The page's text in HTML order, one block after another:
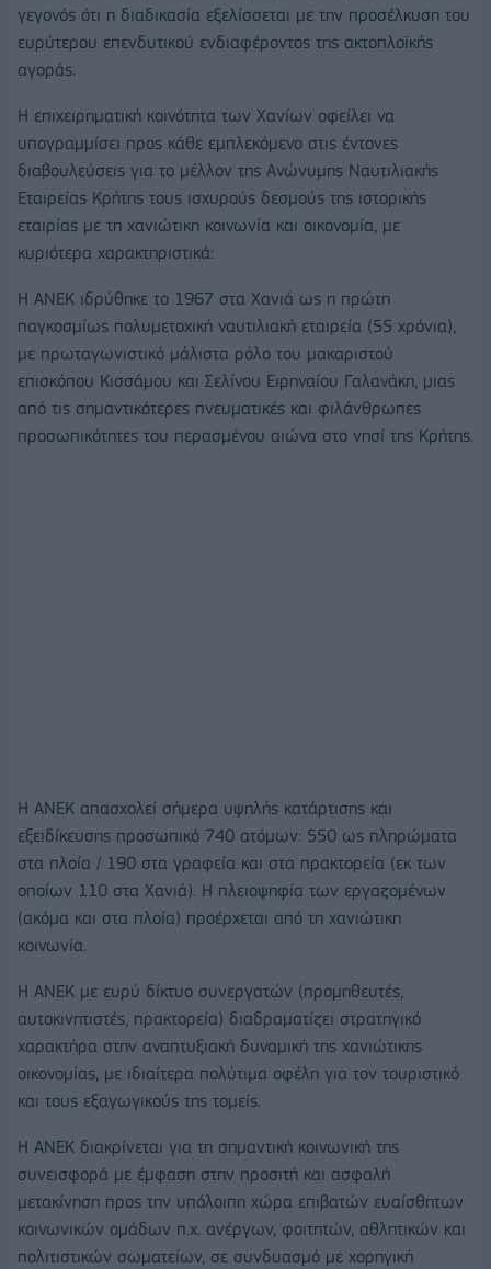
γεγονός ότι η διαδικασία εξελίσσεται με την προσέλκυση του
ευρύτερου επενδυτικού ενδιαφέροντος της ακτοπλοϊκής
αγοράς.
Η επιχειρηματική κοινότητα των Χανίων οφείλει να
υπογραμμίσει προς κάθε εμπλεκόμενο στις έντονες
διαβουλεύσεις για το μέλλον της Ανώνυμης Ναυτιλιακής
Εταιρείας Κρήτης τους ισχυρούς δεσμούς της ιστορικής
εταιρίας με τη χανιώτικη κοινωνία και οικονομία, με
κυριότερα χαρακτηριστικά:
Η ΑΝΕΚ ιδρύθηκε το 1967 στα Χανιά ως η πρώτη
παγκοσμίως πολυμετοχική ναυτιλιακή εταιρεία (55 χρόνια),
με πρωταγωνιστικό μάλιστα ρόλο του μακαριστού
επισκόπου Κισσάμου και Σελίνου Ειρηναίου Γαλανάκη, μιας
από τις σημαντικότερες πνευματικές και φιλάνθρωπες
προσωπικότητες του περασμένου αιώνα στο νησί της Κρήτης.
Η ΑΝΕΚ απασχολεί σήμερα υψηλής κατάρτισης και
εξειδίκευσης προσωπικό 740 ατόμων: 550 ως πληρώματα
στα πλοία / 190 στα γραφεία και στα πρακτορεία (εκ των
οποίων 110 στα Χανιά). Η πλειοψηφία των εργαζομένων
(ακόμα και στα πλοία) προέρχεται από τη χανιώτικη
κοινωνία.
Η ΑΝEΚ με ευρύ δίκτυο συνεργατών (προμηθευτές,
αυτοκινητιστές, πρακτορεία) διαδραματίζει στρατηγικό
χαρακτήρα στην αναπτυξιακή δυναμική της χανιώτικης
οικονομίας, με ιδιαίτερα πολύτιμα οφέλη για τον τουριστικό
και τους εξαγωγικούς της τομείς.
Η ΑΝΕΚ διακρίνεται για τη σημαντική κοινωνική της
συνεισφορά με έμφαση στην προσιτή και ασφαλή
μετακίνηση προς την υπόλοιπη χώρα επιβατών ευαίσθητων
κοινωνικών ομάδων π.χ. ανέργων, φοιτητών, αθλητικών και
πολιτιστικών σωματείων, σε συνδυασμό με χορηγική